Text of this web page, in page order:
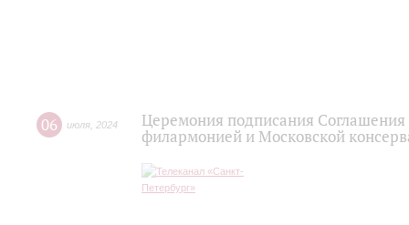
06 июля 2024
Церемония подписания Соглашения
филармонией и Московской